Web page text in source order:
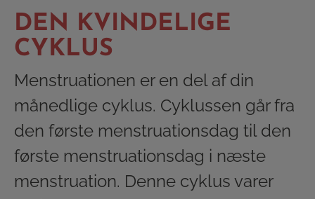
DEN KVINDELIGE
CYKLUS
Menstruationen er en del af din
månedlige cyklus. Cyklussen går fra
den første menstruationsdag til den
første menstruationsdag i næste
menstruation. Denne cyklus varer